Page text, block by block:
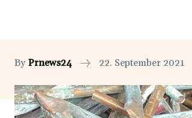
By Prnews24 22. September 2021